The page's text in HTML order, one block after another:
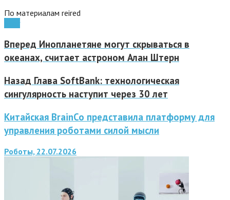
По материалам reired
Вперед Инопланетяне могут скрываться в
океанах, считает астроном Алан Штерн
Назад Глава SoftBank: технологическая
сингулярность наступит через 30 лет
Китайская BrainCo представила платформу для
управления роботами силой мысли
Роботы, 22.07.2026